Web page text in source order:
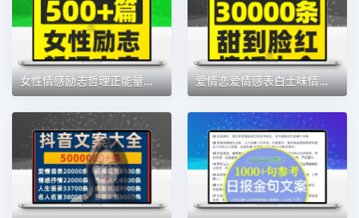
女性情感励志哲理正能量文案口播短视频宝妈成长知性养生语录素材 爱情恋爱情感表白土味情话抖音短视频口播长文案语录大全段子素材